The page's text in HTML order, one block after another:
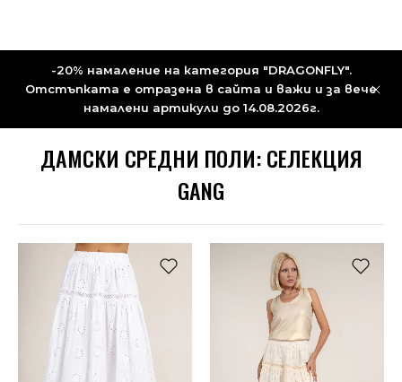
-20% намаление на категория "DRAGONFLY".
Отстъпката е отразена в сайта и важи и за вече
намалени артикули до 14.08.2026г.
ДАМСКИ СРЕДНИ ПОЛИ: СЕЛЕКЦИЯ
GANG